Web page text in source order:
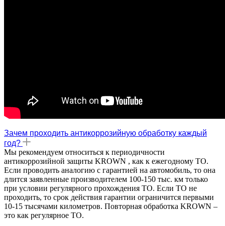
Зачем проходить антикоррозийную обработку каждый
год?
Мы рекомендуем относиться к периодичности
антикоррозийной защиты KROWN , как к ежегодному ТО.
Если проводить аналогию с гарантией на автомобиль, то она
длится заявленные производителем 100-150 тыс. км только
при условии регулярного прохождения ТО. Если ТО не
проходить, то срок действия гарантии ограничится первыми
10-15 тысячами километров. Повторная обработка KROWN –
это как регулярное ТО.